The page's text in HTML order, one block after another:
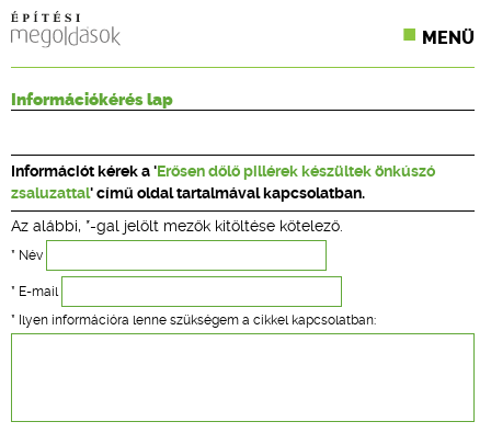
MENÜ
CPR TERMÉKKIÍRÁS
ÉPÍTÉSI JOG
ONLINE KÉPZÉSEK
TERVEZÉSI SEGÉDLETEK
Információkérés lap
Információt kérek a ' Erősen dőlő pillérek készültek önkúszó
zsaluzattal' című oldal tartalmával kapcsolatban.
Az alábbi, *-gal jelölt mezők kitöltése kötelező.
* Név
* E-mail
* Ilyen információra lenne szükségem a cikkel kapcsolatban: